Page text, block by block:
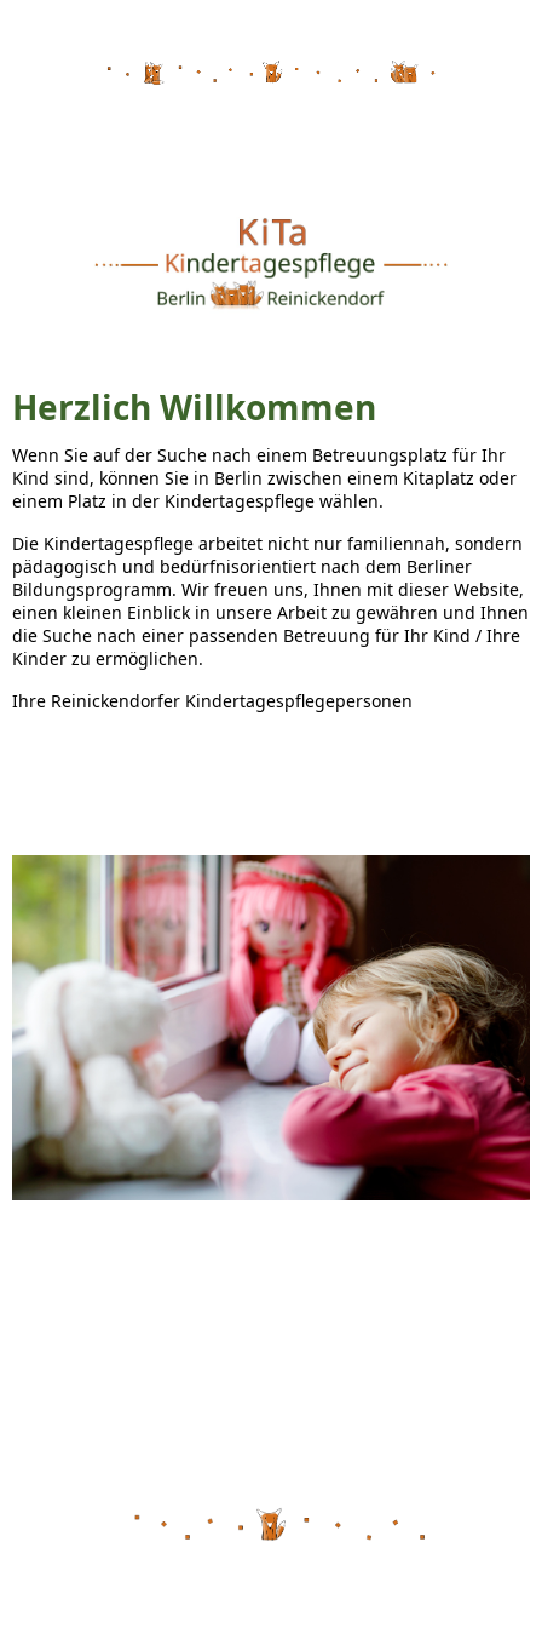
Herzlich Willkommen
Wenn Sie auf der Suche nach einem Betreuungsplatz für Ihr
Kind sind, können Sie in Berlin zwischen einem Kitaplatz oder
einem Platz in der Kindertagespflege wählen.
Die Kindertagespflege arbeitet nicht nur familiennah, sondern
pädagogisch und bedürfnisorientiert nach dem Berliner
Bildungsprogramm. Wir freuen uns, Ihnen mit dieser Website,
einen kleinen Einblick in unsere Arbeit zu gewähren und Ihnen
die Suche nach einer passenden Betreuung für Ihr Kind / Ihre
Kinder zu ermöglichen.
Ihre Reinickendorfer Kindertagespflegepersonen